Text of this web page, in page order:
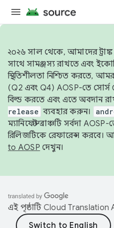
২০২৬ সাল থেকে, আমাদের
সাথে সামঞ্জস্য রাখতে এবং
স্থিতিশীলতা নিশ্চিত করতে,
(Q2 এবং Q4) AOSP-তে
বিল্ড করতে এবং এতে অবদান
release ব্যবহার করুন।
ম্যানিফেস্ট ব্রাঞ্চটি সর্বদা
রিলিজটিকে রেফারেন্স করবে।
to AOSP দেখুন।
এই পৃষ্ঠাটি Cloud Translation